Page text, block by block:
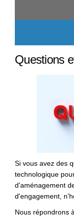
Questions
Si vous avez des
technologique
d'aménagement
d'engagement,
Nous répondrons